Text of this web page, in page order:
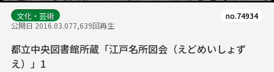
文化・芸術
公開日 2016.03.077,639回再生
no.74934
都立中央図書館所蔵「江戸名所図会（えどめいしょず
え）」1